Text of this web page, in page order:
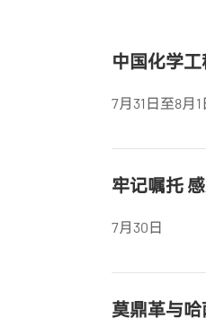
中国化学
7月31日至8月
牢记嘱托
7月30日
莫鼎革与